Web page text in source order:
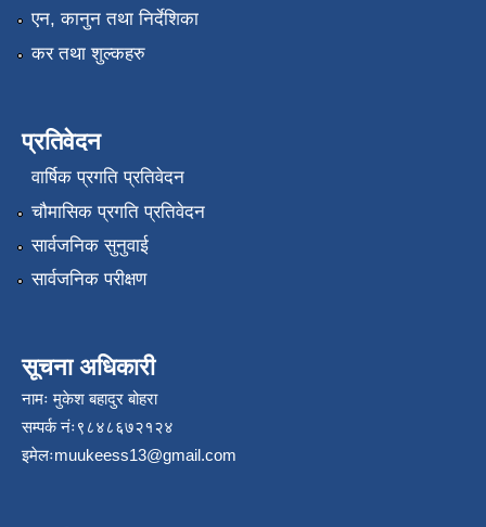
एन, कानुन तथा निर्देशिका
कर तथा शुल्कहरु
प्रतिवेदन
वार्षिक प्रगति प्रतिवेदन
चौमासिक प्रगति प्रतिवेदन
सार्वजनिक सुनुवाई
सार्वजनिक परीक्षण
सूचना अधिकारी
नामः मुकेश बहादुर बोहरा
सम्पर्क नंः९८४८६७२१२४
इमेलःmuukeess13@gmail.com